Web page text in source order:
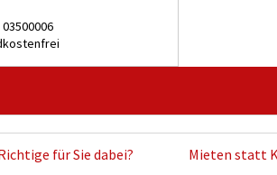
für Sie dabei? Mieten statt